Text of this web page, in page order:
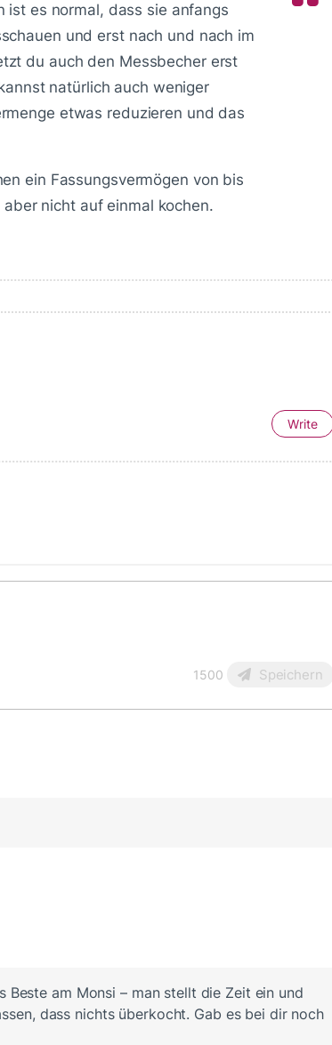
ist es normal, dass sie anfangs
und erst nach und nach im
du auch den Messbecher erst
natürlich auch weniger
etwas reduzieren und das
ein Fassungsvermögen von bis
nicht auf einmal kochen.
Write
1500 Speichern
am Monsi – man stellt die Zeit ein und
dass nichts überkocht. Gab es bei dir noch